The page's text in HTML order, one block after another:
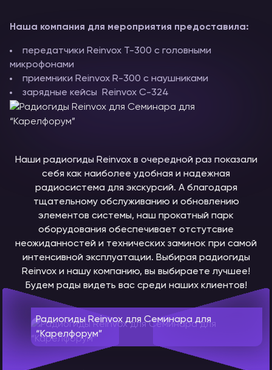
Наша компания для мероприятия предоставила:
передатчики Reinvox T-300 с головными
микрофонами
приемники Reinvox R-300 с наушниками
зарядные кейсы Reinvox С-324
Наши радиогиды Reinvox в очередной раз показали
себя как наиболее удобная и надежная
радиосистема для экскурсий. А благодаря
тщательному обслуживанию и обновлению
элементов системы, наш прокатный парк
оборудования обеспечивает отстутсвие
неожиданностей и технических заминок при самой
интенсивной эксплуатации. Выбирая радиогиды
Reinvox и нашу компанию, вы выбираете лучшее!
Будем рады видеть вас среди наших клиентов!
Радиогиды Reinvox для Семинара для
“Карелфорум”